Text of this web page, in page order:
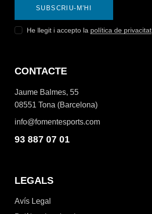
SUBSCRIU-M'HI
He llegit i accepto la política de privacitat
CONTACTE
Jaume Balmes, 55
08551 Tona (Barcelona)
info@fomentesports.com
93 887 07 01
LEGALS
Avís Legal